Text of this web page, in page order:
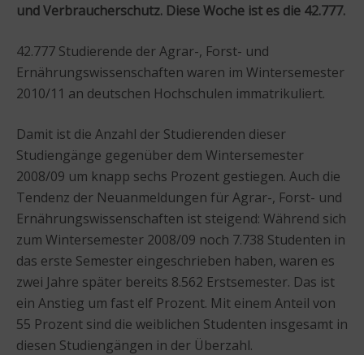
und Verbraucherschutz. Diese Woche ist es die 42.777.
42.777 Studierende der Agrar-, Forst- und
Ernährungswissenschaften waren im Wintersemester
2010/11 an deutschen Hochschulen immatrikuliert.
Damit ist die Anzahl der Studierenden dieser
Studiengänge gegenüber dem Wintersemester
2008/09 um knapp sechs Prozent gestiegen. Auch die
Tendenz der Neuanmeldungen für Agrar-, Forst- und
Ernährungswissenschaften ist steigend: Während sich
zum Wintersemester 2008/09 noch 7.738 Studenten in
das erste Semester eingeschrieben haben, waren es
zwei Jahre später bereits 8.562 Erstsemester. Das ist
ein Anstieg um fast elf Prozent. Mit einem Anteil von
55 Prozent sind die weiblichen Studenten insgesamt in
diesen Studiengängen in der Überzahl.